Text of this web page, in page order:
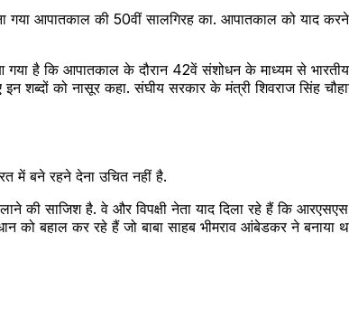
गया आपातकाल की 50वीं सालगिरह का. आपातकाल को याद करने
है कि आपातकाल के दौरान 42वें संशोधन के माध्यम से
इन शब्दों को नासूर कहा. संघीय सरकार के मंत्री शिवराज सिंह
में बने रहने देना उचित नहीं है.
की साजिश है. वे और विपक्षी नेता याद दिला रहे हैं कि आरएसएस
बहाल कर रहे हैं जो बाबा साहब भीमराव आंबेडकर ने बनाया